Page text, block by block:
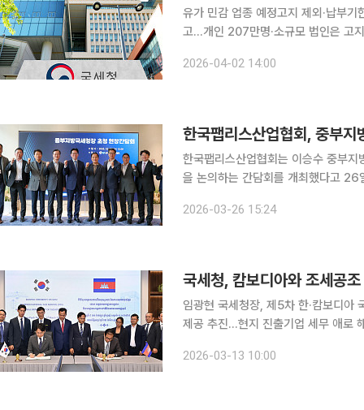
유가 민감 업종 예정고지 제외·납부
고…개인 207만명·소규모 법인은 고지서대로 납부 중동전쟁 여파로 유
에 민감한 업종은 예정고지를 빼주고
2026-04-02 14:00
한국팹리스산업협회, 중부
한국팹리스산업협회는 이승수 중부
을 논의하는 간담회를 개최했다고 26일 밝혔다. 전날 진행된 간담회는 협회
최승욱 라닉스 대표 등 주요 회원사
2026-03-26 15:24
국세청, 캄보디아와 조세공
임광현 국세청장, 제5차 한·캄보디아
제공 추진…현지 진출기업 세무 애로 해소 협력도 요청 해외에 재산
체계를 한층 강화했다. 양국 과세당
2026-03-13 10:00